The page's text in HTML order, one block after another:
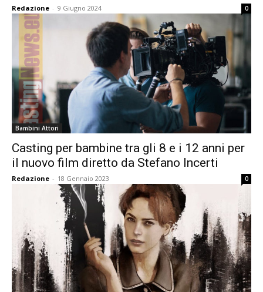
Redazione - 9 Giugno 2024 0
Bambini Attori
Casting per bambine tra gli 8 e i 12 anni per
il nuovo film diretto da Stefano Incerti
Redazione - 18 Gennaio 2023 0